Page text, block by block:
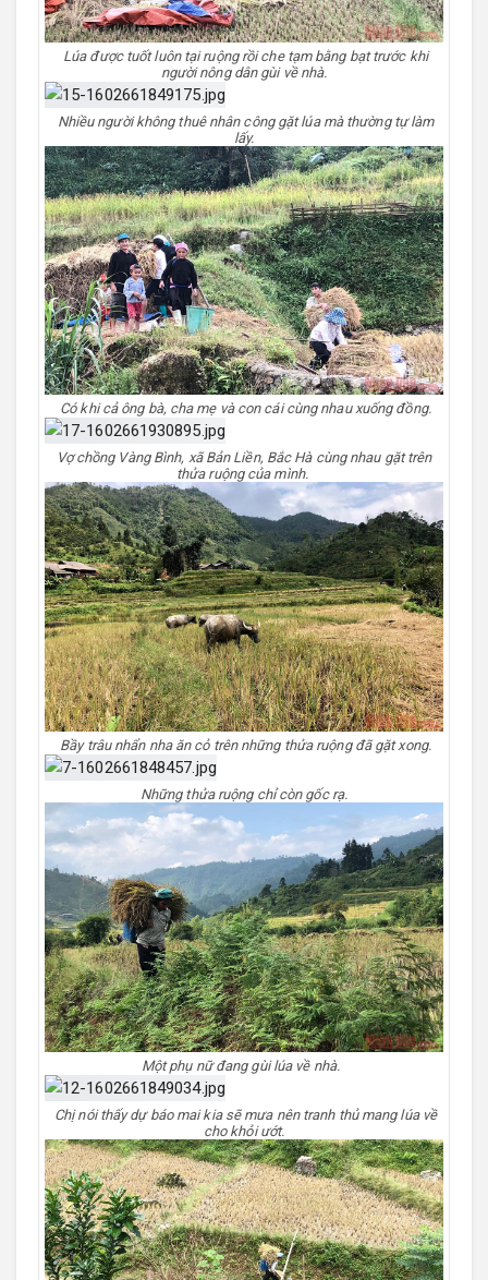
Lúa được tuốt luôn tại ruộng rồi che tạm bằng bạt trước khi
người nông dân gùi về nhà.
Nhiều người không thuê nhân công gặt lúa mà thường tự làm
lấy.
Có khi cả ông bà, cha mẹ và con cái cùng nhau xuống đồng.
Vợ chồng Vàng Bình, xã Bản Liền, Bắc Hà cùng nhau gặt trên
thửa ruộng của mình.
Bầy trâu nhẩn nha ăn cỏ trên những thửa ruộng đã gặt xong.
Những thửa ruộng chỉ còn gốc rạ.
Một phụ nữ đang gùi lúa về nhà.
Chị nói thấy dự báo mai kia sẽ mưa nên tranh thủ mang lúa về
cho khỏi ướt.